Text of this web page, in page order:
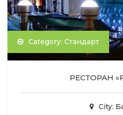
Category: Стандарт
РЕСТОРАН
City: